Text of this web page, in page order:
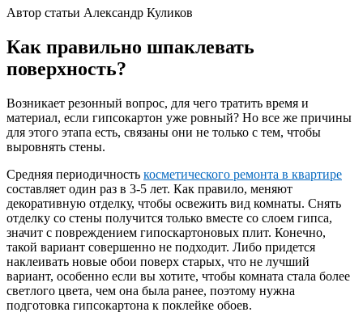
Автор статьи Александр Куликов
Как правильно шпаклевать
поверхность?
Возникает резонный вопрос, для чего тратить время и
материал, если гипсокартон уже ровный? Но все же причины
для этого этапа есть, связаны они не только с тем, чтобы
выровнять стены.
Средняя периодичность косметического ремонта в квартире
составляет один раз в 3-5 лет. Как правило, меняют
декоративную отделку, чтобы освежить вид комнаты. Снять
отделку со стены получится только вместе со слоем гипса,
значит с повреждением гипоскартоновых плит. Конечно,
такой вариант совершенно не подходит. Либо придется
наклеивать новые обои поверх старых, что не лучший
вариант, особенно если вы хотите, чтобы комната стала более
светлого цвета, чем она была ранее, поэтому нужна
подготовка гипсокартона к поклейке обоев.